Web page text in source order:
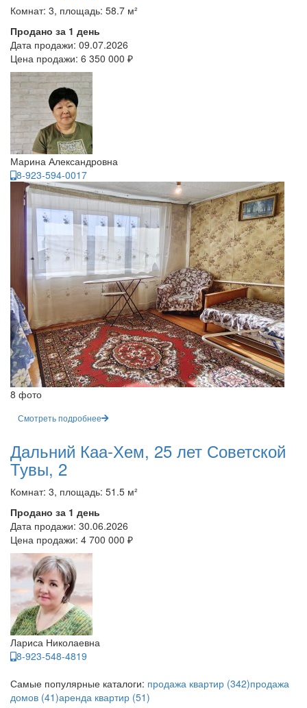
Комнат: 3, площадь: 58.7 м²
Продано за 1 день
Дата продажи: 09.07.2026
Цена продажи: 6 350 000 ₽
Марина Александровна
8-923-594-0017
8 фото
Смотреть подробнее
Дальний Каа-Хем, 25 лет Советской
Тувы, 2
Комнат: 3, площадь: 51.5 м²
Продано за 1 день
Дата продажи: 30.06.2026
Цена продажи: 4 700 000 ₽
Лариса Николаевна
8-923-548-4819
Самые популярные каталоги: продажа квартир (342)продажа
домов (41)аренда квартир (51)